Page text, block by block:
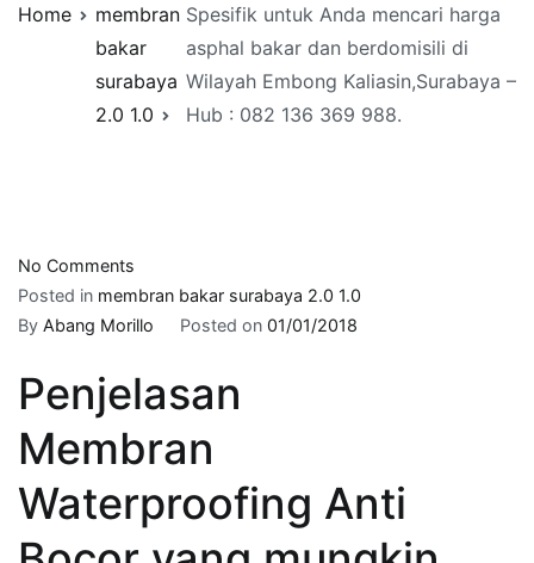
Home
membran
bakar
surabaya
2.0 1.0
Spesifik untuk Anda mencari harga
asphal bakar dan berdomisili di
Wilayah Embong Kaliasin,Surabaya –
Hub : 082 136 369 988.
No Comments
Spesifik
untuk
mencari
harga
asphal
dan
berdomisili
Posted in membran bakar surabaya 2.0 1.0
By Abang Morillo Posted on 01/01/2018
Penjelasan
Membran
Waterproofing Anti